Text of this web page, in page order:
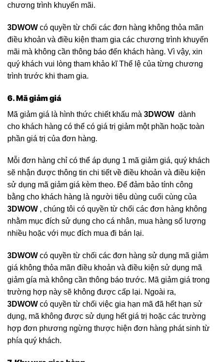
chương trình khuyến mãi.
3DWOW có quyền từ chối các đơn hàng không thỏa mãn
điều khoản và điều kiện tham gia các chương trình khuyến
mãi mà không cần thông báo đến khách hàng. Vì vậy, xin
quý khách vui lòng tham khảo kĩ Thể lệ của từng chương
trình trước khi tham gia.
6. Mã giảm giá
Mã giảm giá là hình thức chiết khấu mà 3DWOW dành
cho khách hàng có thể có giá trị giảm một phần hoặc toàn
phần giá trị của đơn hàng.
Mỗi đơn hàng chỉ có thể áp dụng 1 mã giảm giá, quý khách
sẽ nhận được thông tin chi tiết về điều khoản và điều kiện
sử dụng mã giảm giá kèm theo. Để đảm bảo tính công
bằng cho khách hàng là người tiêu dùng cuối cùng của
3DWOW , chúng tôi có quyền từ chối các đơn hàng không
nhằm mục đích sử dụng cho cá nhân, mua hàng số lượng
nhiều hoặc với mục đích mua đi bán lại.
3DWOW có quyền từ chối các đơn hàng sử dụng mã giảm
giá không thỏa mãn điều khoản và điều kiện sử dụng mã
giảm gía mà không cần thông báo trước. Mã giảm giá trong
trường hợp này sẽ không được cấp lại. Ngoài ra,
3DWOW có quyền từ chối việc gia hạn mã đã hết hạn sử
dụng, mã không được sử dụng hết giá trị hoặc các trường
hợp đơn phương ngừng thược hiện đơn hàng phát sinh từ
phía quý khách.